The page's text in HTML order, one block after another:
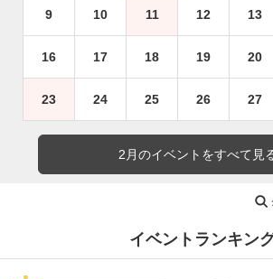
9 10 11 12 13
16 17 18 19 20
23 24 25 26 27
2月のイベントをすべて見
イベントランキン